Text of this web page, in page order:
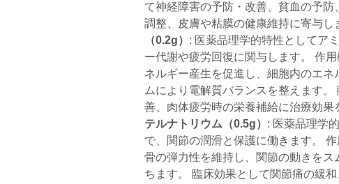
て神経障害の予防・改善、貧血の予
調整、皮膚や粘膜の健康維持に寄与し
（0.2g） : 医薬品理学的特性としてア
ー代謝や疲労回復に関与します。 作
ネルギー産生を促進し、細胞内のエ
ムにより電解質バランスを整えます
善、肉体疲労時の栄養補給に治療効果
テルナトリウム（0.5g） : 医薬品理学
で、関節の潤滑と保護に働きます。
骨の弾力性を維持し、関節の動きを
ちます。 臨床効果として関節痛の緩